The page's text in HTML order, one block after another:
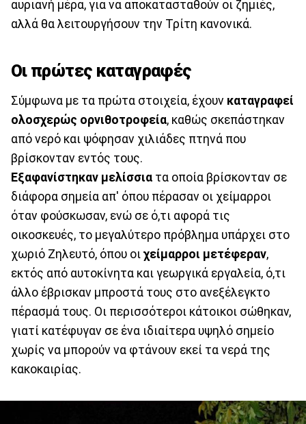
αυριανή μέρα, για να αποκατασταθούν οι ζημιές,
αλλά θα λειτουργήσουν την Τρίτη κανονικά.
Οι πρώτες καταγραφές
Σύμφωνα με τα πρώτα στοιχεία, έχουν καταγραφεί
ολοσχερώς ορνιθοτροφεία, καθώς σκεπάστηκαν
από νερό και ψόφησαν χιλιάδες πτηνά που
βρίσκονταν εντός τους.
Εξαφανίστηκαν μελίσσια τα οποία βρίσκονταν σε
διάφορα σημεία απ' όπου πέρασαν οι χείμαρροι
όταν φούσκωσαν, ενώ σε ό,τι αφορά τις
οικοσκευές, το μεγαλύτερο πρόβλημα υπάρχει στο
χωριό Ζηλευτό, όπου οι χείμαρροι μετέφεραν,
εκτός από αυτοκίνητα και γεωργικά εργαλεία, ό,τι
άλλο έβρισκαν μπροστά τους στο ανεξέλεγκτο
πέρασμά τους. Οι περισσότεροι κάτοικοι σώθηκαν,
γιατί κατέφυγαν σε ένα ιδιαίτερα υψηλό σημείο
χωρίς να μπορούν να φτάνουν εκεί τα νερά της
κακοκαιρίας.